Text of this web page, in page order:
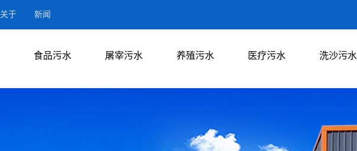
关于 新闻
食品污水 屠宰污水 养殖污水 医疗污水 洗沙污水